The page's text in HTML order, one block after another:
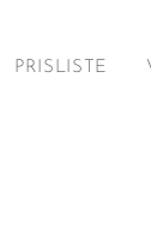
PRISLISTE